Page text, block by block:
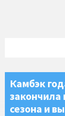
Камбэк
закончила
сезона и